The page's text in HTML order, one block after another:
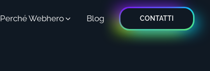
Perché Webhero Blog CONTATTI